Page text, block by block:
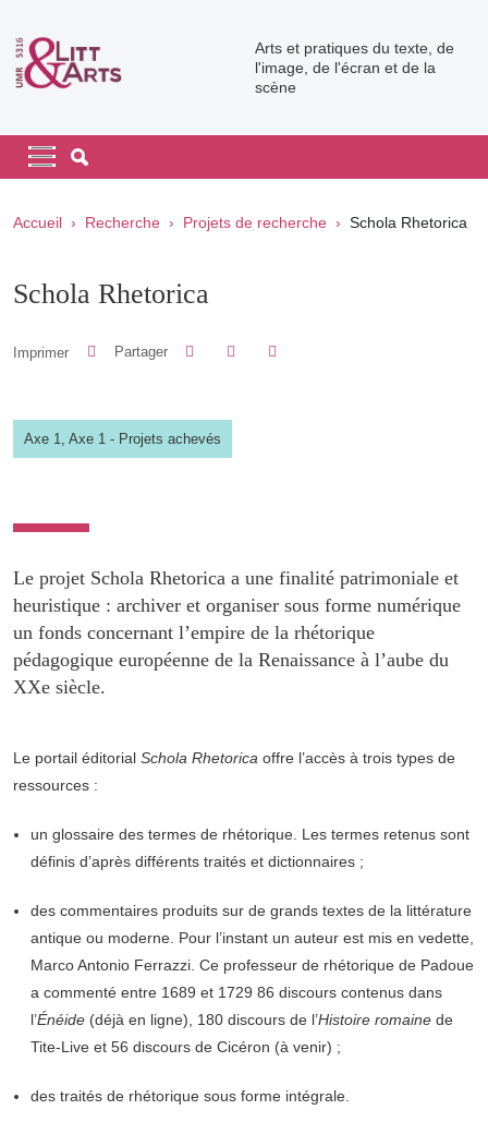
Arts et pratiques du texte, de
l'image, de l'écran et de la
scène
Navigation principale
Navigation principale mobile
Fil d'Ariane
Accueil Recherche Projets de recherche Schola Rhetorica
Schola Rhetorica
Imprimer Partager Partager sur Facebook
Partager sur LinkedIn
Axe 1, Axe 1 - Projets achevés
Le projet Schola Rhetorica a une finalité patrimoniale et
heuristique : archiver et organiser sous forme numérique
un fonds concernant l’empire de la rhétorique
pédagogique européenne de la Renaissance à l’aube du
XXe siècle.
Le portail éditorial Schola Rhetorica offre l’accès à trois types de
ressources :
un glossaire des termes de rhétorique. Les termes retenus sont
définis d’après différents traités et dictionnaires ;
des commentaires produits sur de grands textes de la littérature
antique ou moderne. Pour l’instant un auteur est mis en vedette,
Marco Antonio Ferrazzi. Ce professeur de rhétorique de Padoue
a commenté entre 1689 et 1729 86 discours contenus dans
l’Énéide (déjà en ligne), 180 discours de l’Histoire romaine de
Tite-Live et 56 discours de Cicéron (à venir) ;
des traités de rhétorique sous forme intégrale.